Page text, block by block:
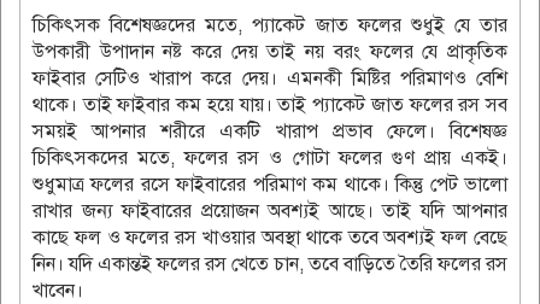
চিকিৎসক বিশেষজ্ঞদের মতে, প্যাকেট জাত ফলের শুধুই যে তার
উপকারী উপাদান নষ্ট করে দেয় তাই নয় বরং ফলের যে প্রাকৃতিক
ফাইবার সেটিও খারাপ করে দেয়। এমনকী মিষ্টির পরিমাণও বেশি
থাকে। তাই ফাইবার কম হয়ে যায়। তাই প্যাকেট জাত ফলের রস সব
সময়ই আপনার শরীরে একটি খারাপ প্রভাব ফেলে। বিশেষজ্ঞ
চিকিৎসকদের মতে, ফলের রস ও গোটা ফলের গুণ প্রায় একই।
শুধুমাত্র ফলের রসে ফাইবারের পরিমাণ কম থাকে। কিন্তু পেট ভালো
রাখার জন্য ফাইবারের প্রয়োজন অবশ্যই আছে। তাই যদি আপনার
কাছে ফল ও ফলের রস খাওয়ার অবস্থা থাকে তবে অবশ্যই ফল বেছে
নিন। যদি একান্তই ফলের রস খেতে চান, তবে বাড়িতে তৈরি ফলের রস
খাবেন।